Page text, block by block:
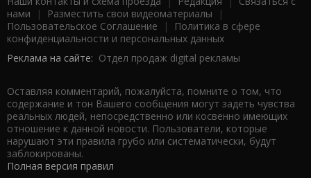
нами | Разместить свои видеоматериалы |
Пользовательское Соглашение |
Политика в сфере
конфиденциальности и персональных данных
Реклама на сайте: Отдел продаж digital рекламы
Оставляя комментарий, пожалуйста, помните о том, что
содержание и тон Вашего сообщения могут задеть чувства
реальных людей, непосредственно или косвенно имеющих
отношение к данной новости. Пользователи, которые
нарушают эти правила грубо или систематически, будут
заблокированы.
Полная версия правил